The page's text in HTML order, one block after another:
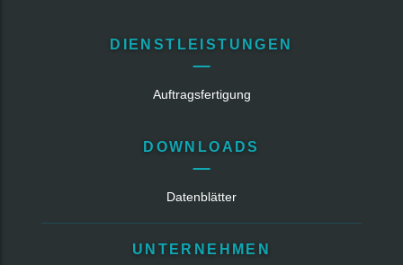
DIENSTLEISTUNGEN
Auftragsfertigung
DOWNLOADS
Datenblätter
UNTERNEHMEN